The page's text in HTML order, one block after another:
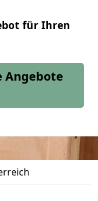
für Ihren
Angebote